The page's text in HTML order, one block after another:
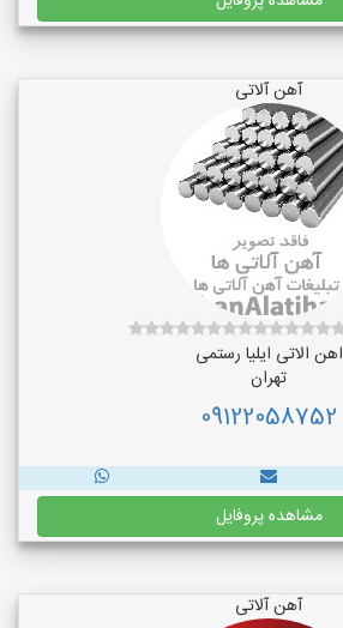
آهن آلاتی
اهن الاتی ایلیا رستمی
تهران
09122058752
مشاهده پروفایل
آهن آلاتی